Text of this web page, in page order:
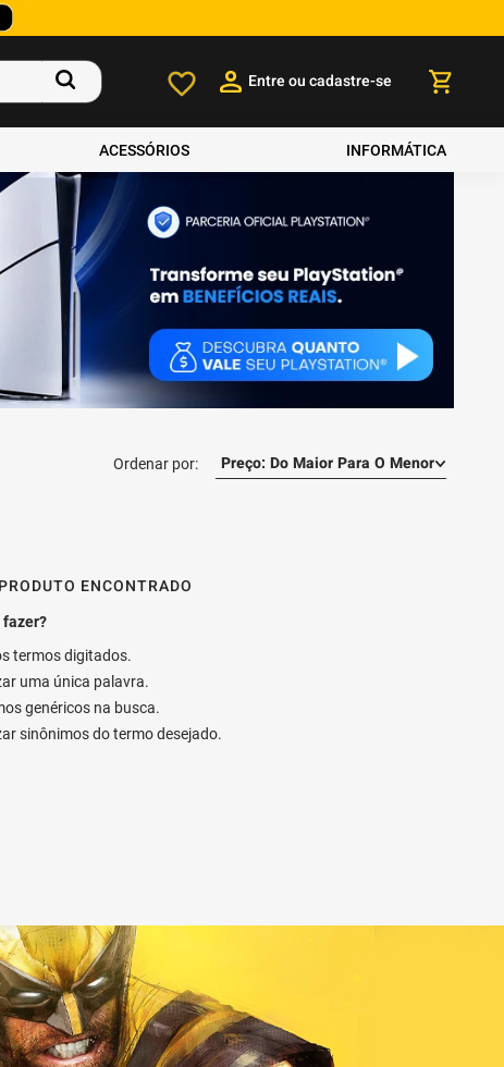
Entre ou cadastre-se
ACESSÓRIOS INFORMÁTICA
Preço: Do Maior Para O Menor
ENCONTRADO
termos digitados.
uma única palavra.
genéricos na busca.
sinônimos do termo desejado.